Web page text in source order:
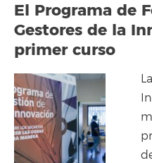
El Programa de
Gestores de la
primer curso